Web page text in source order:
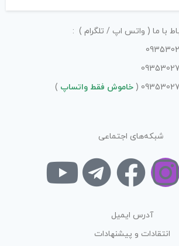
قیمت:
با ما ( واتس اپ / تلگرام ) :
خاموش فقط واتساپ )
شبکه‌های اجتماعی
آدرس ایمیل
انتقادات و پیشنهادات